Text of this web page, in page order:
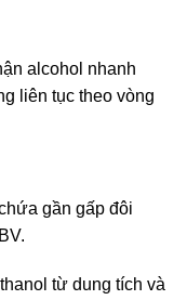
alcohol nhanh
liên tục theo vòng
gần gấp đôi
từ dung tích và